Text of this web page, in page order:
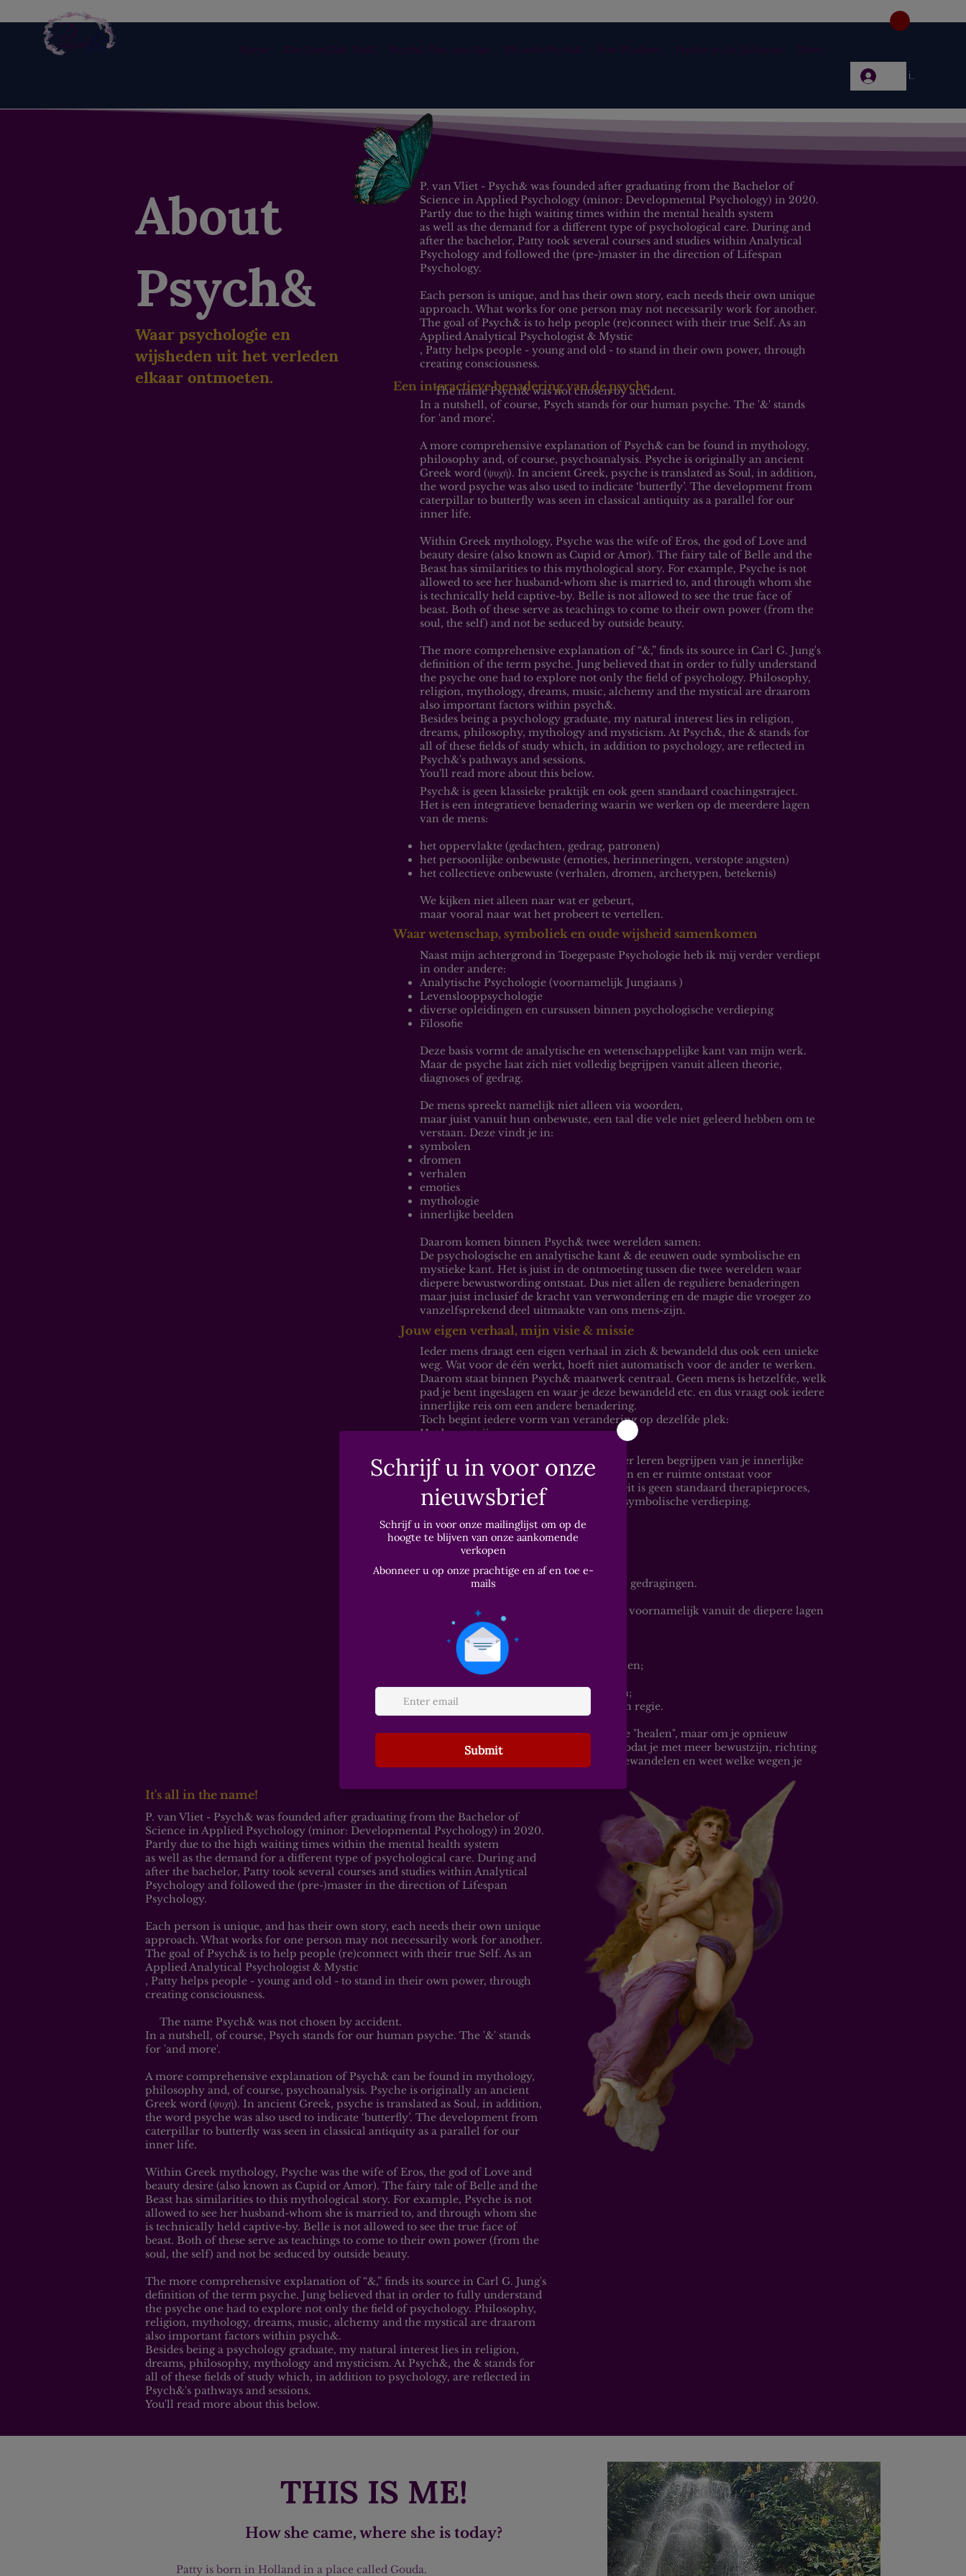
Log in
Home The FairyTale Trail! Psych& One-on-One Fly with Psych& Free Wisdom Psyche en de Alchemie Meer
About
Psych&
P. van Vliet - Psych& was founded after graduating from the Bachelor of
Science in Applied Psychology (minor: Developmental Psychology) in 2020.
Partly due to the high waiting times within the mental health system
as well as the demand for a different type of psychological care. During and
after the bachelor, Patty took several courses and studies within Analytical
Psychology and followed the (pre-)master in the direction of Lifespan
Psychology.
Each person is unique, and has their own story, each needs their own unique
approach. What works for one person may not necessarily work for another.
The goal of Psych& is to help people (re)connect with their true Self. As an
Applied Analytical Psychologist & Mystic
, Patty helps people - young and old - to stand in their own power, through
creating consciousness.
The name Psych& was not chosen by accident.
In a nutshell, of course, Psych stands for our human psyche. The '&' stands
for 'and more'.
A more comprehensive explanation of Psych& can be found in mythology,
philosophy and, of course, psychoanalysis. Psyche is originally an ancient
Greek word (ψυχή). In ancient Greek, psyche is translated as Soul, in addition,
the word psyche was also used to indicate ‘butterfly’. The development from
caterpillar to butterfly was seen in classical antiquity as a parallel for our
inner life.
Within Greek mythology, Psyche was the wife of Eros, the god of Love and
beauty desire (also known as Cupid or Amor). The fairy tale of Belle and the
Beast has similarities to this mythological story. For example, Psyche is not
allowed to see her husband-whom she is married to, and through whom she
is technically held captive-by. Belle is not allowed to see the true face of
beast. Both of these serve as teachings to come to their own power (from the
soul, the self) and not be seduced by outside beauty.
The more comprehensive explanation of “&,” finds its source in Carl G. Jung's
definition of the term psyche. Jung believed that in order to fully understand
the psyche one had to explore not only the field of psychology. Philosophy,
religion, mythology, dreams, music, alchemy and the mystical are draarom
also important factors within psych&.
Besides being a psychology graduate, my natural interest lies in religion,
dreams, philosophy, mythology and mysticism. At Psych&, the & stands for
all of these fields of study which, in addition to psychology, are reflected in
Psych&'s pathways and sessions.
You'll read more about this below.
Een interactieve benadering van de psyche
Waar psychologie en
wijsheden uit het verleden
elkaar ontmoeten.
Psych& is geen klassieke praktijk en ook geen standaard coachingstraject.
Het is een integratieve benadering waarin we werken op de meerdere lagen
van de mens:
het oppervlakte (gedachten, gedrag, patronen)
het persoonlijke onbewuste (emoties, herinneringen, verstopte angsten)
het collectieve onbewuste (verhalen, dromen, archetypen, betekenis)
We kijken niet alleen naar wat er gebeurt,
maar vooral naar wat het probeert te vertellen.
Naast mijn achtergrond in Toegepaste Psychologie heb ik mij verder verdiept
in onder andere:
Analytische Psychologie (voornamelijk Jungiaans )
Levenslooppsychologie
diverse opleidingen en cursussen binnen psychologische verdieping
Filosofie
Deze basis vormt de analytische en wetenschappelijke kant van mijn werk.
Maar de psyche laat zich niet volledig begrijpen vanuit alleen theorie,
diagnoses of gedrag.
De mens spreekt namelijk niet alleen via woorden,
maar juist vanuit hun onbewuste, een taal die vele niet geleerd hebben om te
verstaan. Deze vindt je in:
symbolen
dromen
verhalen
emoties
mythologie
innerlijke beelden
Daarom komen binnen Psych& twee werelden samen:
De psychologische en analytische kant & de eeuwen oude symbolische en
mystieke kant. Het is juist in de ontmoeting tussen die twee werelden waar
diepere bewustwording ontstaat. Dus niet allen de reguliere benaderingen
maar juist inclusief de kracht van verwondering en de magie die vroeger zo
vanzelfsprekend deel uitmaakte van ons mens-zijn.
Ieder mens draagt een eigen verhaal in zich & bewandeld dus ook een unieke
weg. Wat voor de één werkt, hoeft niet automatisch voor de ander te werken.
Daarom staat binnen Psych& maatwerk centraal. Geen mens is hetzelfde, welk
pad je bent ingeslagen en waar je deze bewandeld etc. en dus vraagt ook iedere
innerlijke reis om een andere benadering.
Toch begint iedere vorm van verandering op dezelfde plek:
Het bewustzijn.
Binnen Psych& begeleid ik je in het beter leren begrijpen van je innerlijke
wereld, zodat patronen zichtbaar worden en er ruimte ontstaat voor
bewustwording, groei en verandering.
Dit is geen standaard therapieproces,
maar een vorm van psychologische en symbolische verdieping.
Samen kijken we naar:
terugkerende patronen;
emoties en triggers;
innerlijke dynamieken;
de betekenis achter wat je ervaringen en gedragingen.
En niet alleen vanuit psychologie, maar voornamelijk vanuit de diepere lagen
van de psyche.
In begeleiding werken we aan:
het herkennen van terugkerende patronen;
het begrijpen van emoties en triggers;
het doorzien van innerlijke dynamieken;
het versterken van je eigen bewustzijn en regie.
Het doel is niet om je te “repareren”, je te "healen", maar om je opnieuw
verbinding te laten maken met jezelf , zodat je met meer bewustzijn, richting
en innerlijke kracht je eigen weg kunt bewandelen en weet welke wegen je
Waar wetenschap, symboliek en oude wijsheid samenkomen
Jouw eigen verhaal, mijn visie & missie
It's all in the name!
P. van Vliet - Psych& was founded after graduating from the Bachelor of
Science in Applied Psychology (minor: Developmental Psychology) in 2020.
Partly due to the high waiting times within the mental health system
as well as the demand for a different type of psychological care. During and
after the bachelor, Patty took several courses and studies within Analytical
Psychology and followed the (pre-)master in the direction of Lifespan
Psychology.
Each person is unique, and has their own story, each needs their own unique
approach. What works for one person may not necessarily work for another.
The goal of Psych& is to help people (re)connect with their true Self. As an
Applied Analytical Psychologist & Mystic
, Patty helps people - young and old - to stand in their own power, through
creating consciousness.
The name Psych& was not chosen by accident.
In a nutshell, of course, Psych stands for our human psyche. The '&' stands
for 'and more'.
A more comprehensive explanation of Psych& can be found in mythology,
philosophy and, of course, psychoanalysis. Psyche is originally an ancient
Greek word (ψυχή). In ancient Greek, psyche is translated as Soul, in addition,
the word psyche was also used to indicate ‘butterfly’. The development from
caterpillar to butterfly was seen in classical antiquity as a parallel for our
inner life.
Within Greek mythology, Psyche was the wife of Eros, the god of Love and
beauty desire (also known as Cupid or Amor). The fairy tale of Belle and the
Beast has similarities to this mythological story. For example, Psyche is not
allowed to see her husband-whom she is married to, and through whom she
is technically held captive-by. Belle is not allowed to see the true face of
beast. Both of these serve as teachings to come to their own power (from the
soul, the self) and not be seduced by outside beauty.
The more comprehensive explanation of “&,” finds its source in Carl G. Jung's
definition of the term psyche. Jung believed that in order to fully understand
the psyche one had to explore not only the field of psychology. Philosophy,
religion, mythology, dreams, music, alchemy and the mystical are draarom
also important factors within psych&.
Besides being a psychology graduate, my natural interest lies in religion,
dreams, philosophy, mythology and mysticism. At Psych&, the & stands for
all of these fields of study which, in addition to psychology, are reflected in
Psych&'s pathways and sessions.
You'll read more about this below.
THIS IS ME!
How she came, where she is today?
Patty is born in Holland in a place called Gouda.